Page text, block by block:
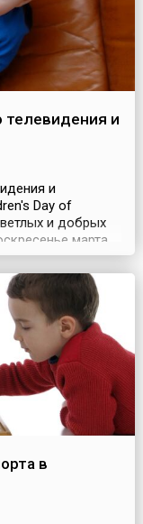
и
и
Day of
и добрых
марта.
не
марта все
в